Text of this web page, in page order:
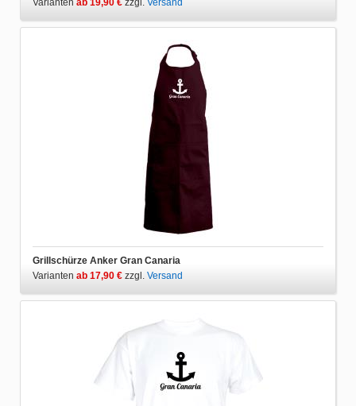
Grillschürze Anker Gran Canaria
Varianten ab 17,90 € zzgl. Versand